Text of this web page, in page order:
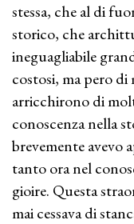
stessa, che al di
storico, che
ineguagliabile
costosi, ma pero
arricchirono di
conoscenza nella
brevemente avevo
tanto ora nel
gioire. Questa
mai cessava di